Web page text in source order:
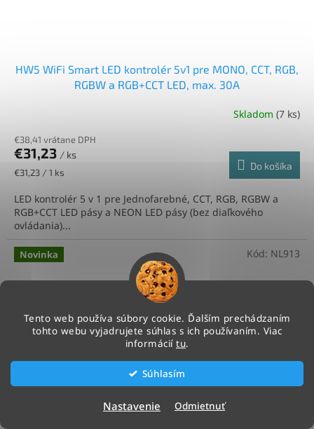
Tento web používa súbory cookie. Ďalším prechádzaním
tohto webu vyjadrujete súhlas s ich používaním. Viac
informácií tu.
Súhlasím
Nastavenie Odmietnuť
HW5 WiFi Smart LED kontrolér 5v1 pre MONO, CCT, RGB,
RGBW a RGB+CCT LED, max. 30A
Skladom (7 ks)
€38,41 vrátane DPH
€31,23 / ks
Jednotková
€31,23 / 1 ks
Do košíka
LED kontrolér 5 v 1 pre Jednofarebné, CCT, RGB, RGBW a
RGB+CCT LED pásy a NEON LED pásy (bez diaľkového
ovládania)...
Novinka Kód: NL913